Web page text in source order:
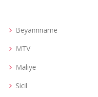
Beyannname
MTV
Maliye
Sicil